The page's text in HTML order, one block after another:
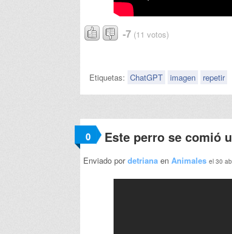
-7 (11 votos)
Etiquetas: ChatGPT imagen repetir
0 Este perro se comió
Enviado pordetriana en Animales el 30